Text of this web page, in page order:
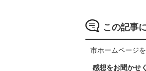
この記事
市ホームページ
感想をお聞かせ